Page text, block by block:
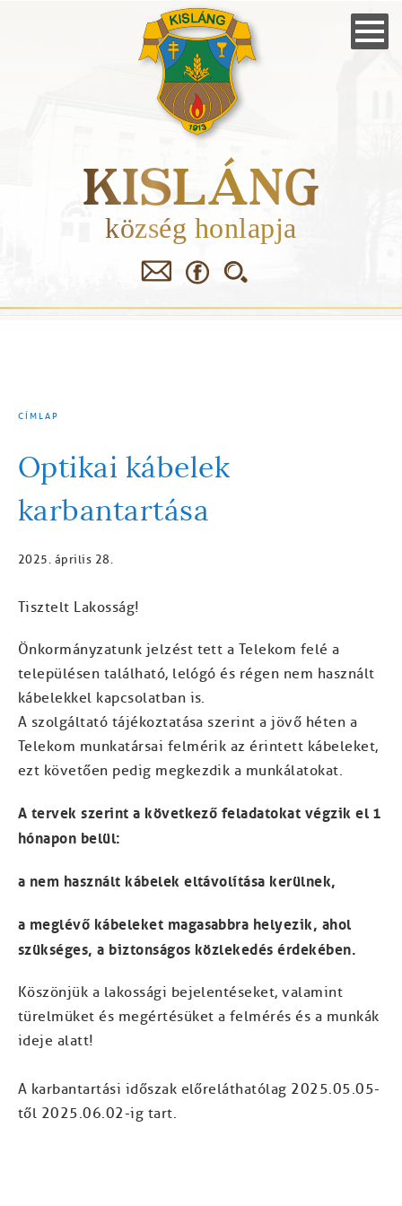
KISLÁNG
község honlapja
MORZSA
CÍMLAP
Optikai kábelek
karbantartása
2025. április 28.
Tisztelt Lakosság!
Önkormányzatunk jelzést tett a Telekom felé a
településen található, lelógó és régen nem használt
kábelekkel kapcsolatban is.
A szolgáltató tájékoztatása szerint a jövő héten a
Telekom munkatársai felmérik az érintett kábeleket,
ezt követően pedig megkezdik a munkálatokat.
A tervek szerint a következő feladatokat végzik el 1
hónapon belül:
a nem használt kábelek eltávolítása kerülnek,
a meglévő kábeleket magasabbra helyezik, ahol
szükséges, a biztonságos közlekedés érdekében.
Köszönjük a lakossági bejelentéseket, valamint
türelmüket és megértésüket a felmérés és a munkák
ideje alatt!
A karbantartási időszak előreláthatólag 2025.05.05-
től 2025.06.02-ig tart.